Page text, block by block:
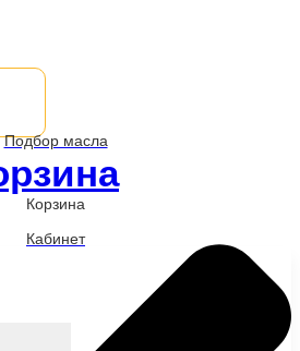
Подбор масла
Корзина
Кабинет